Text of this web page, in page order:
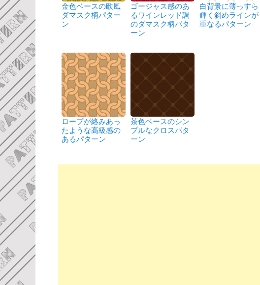
金色ベースの欧風
ダマスク柄パター
ン
ゴージャス感のあ
るワインレッド調
のダマスク柄パタ
ーン
白背景に薄っすら
輝く斜めラインが
重なるパターン
ロープが絡みあっ
たような高級感の
あるパターン
茶色ベースのシン
プルなクロスパタ
ーン